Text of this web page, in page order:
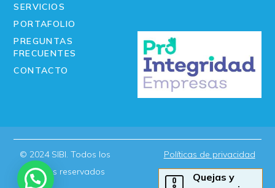
Quejas y
SERVICIOS
PORTAFOLIO
PREGUNTAS
FRECUENTES
CONTACTO
© 2024 SIBI. Todos los
derechos reservados
Políticas de privacidad